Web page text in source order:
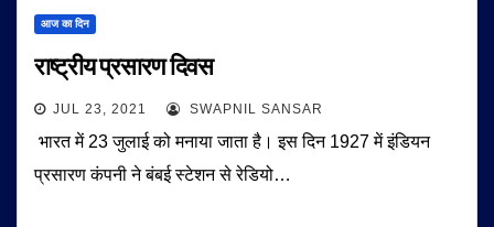
आज का दिन
राष्ट्रीय प्रसारण दिवस
JUL 23, 2021 SWAPNIL SANSAR
भारत में 23 जुलाई को मनाया जाता है। इस दिन 1927 में इंडियन
प्रसारण कंपनी ने बंबई स्टेशन से रेडियो…